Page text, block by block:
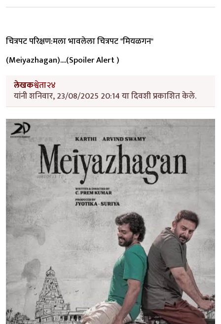
चित्रपट परिक्षण:मला भावलेला चित्रपट "मियळगन"
(Meiyazhagan)....(Spoiler Alert )
लेखकश्वेता२४
यांनी शनिवार, 23/08/2025 20:14 या दिवशी प्रकाशित केले.